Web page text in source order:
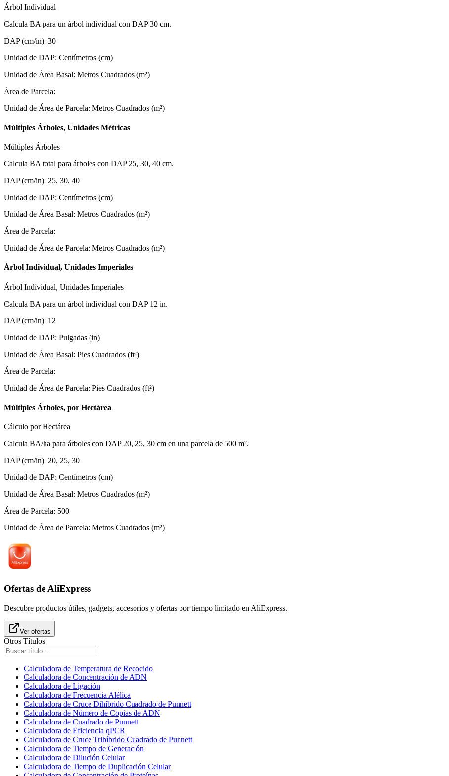
Árbol Individual
Calcula BA para un árbol individual con DAP 30 cm.
DAP (cm/in): 30
Unidad de DAP: Centímetros (cm)
Unidad de Área Basal: Metros Cuadrados (m²)
Área de Parcela:
Unidad de Área de Parcela: Metros Cuadrados (m²)
Múltiples Árboles, Unidades Métricas
Múltiples Árboles
Calcula BA total para árboles con DAP 25, 30, 40 cm.
DAP (cm/in): 25, 30, 40
Unidad de DAP: Centímetros (cm)
Unidad de Área Basal: Metros Cuadrados (m²)
Área de Parcela:
Unidad de Área de Parcela: Metros Cuadrados (m²)
Árbol Individual, Unidades Imperiales
Árbol Individual, Unidades Imperiales
Calcula BA para un árbol individual con DAP 12 in.
DAP (cm/in): 12
Unidad de DAP: Pulgadas (in)
Unidad de Área Basal: Pies Cuadrados (ft²)
Área de Parcela:
Unidad de Área de Parcela: Pies Cuadrados (ft²)
Múltiples Árboles, por Hectárea
Cálculo por Hectárea
Calcula BA/ha para árboles con DAP 20, 25, 30 cm en una parcela de 500 m².
DAP (cm/in): 20, 25, 30
Unidad de DAP: Centímetros (cm)
Unidad de Área Basal: Metros Cuadrados (m²)
Área de Parcela: 500
Unidad de Área de Parcela: Metros Cuadrados (m²)
Ofertas de AliExpress
Descubre productos útiles, gadgets, accesorios y ofertas por tiempo limitado en AliExpress.
Ver ofertas
Otros Títulos
Calculadora de Temperatura de Recocido
Calculadora de Concentración de ADN
Calculadora de Ligación
Calculadora de Frecuencia Alélica
Calculadora de Cruce Dihíbrido Cuadrado de Punnett
Calculadora de Número de Copias de ADN
Calculadora de Cuadrado de Punnett
Calculadora de Eficiencia qPCR
Calculadora de Cruce Trihíbrido Cuadrado de Punnett
Calculadora de Tiempo de Generación
Calculadora de Dilución Celular
Calculadora de Tiempo de Duplicación Celular